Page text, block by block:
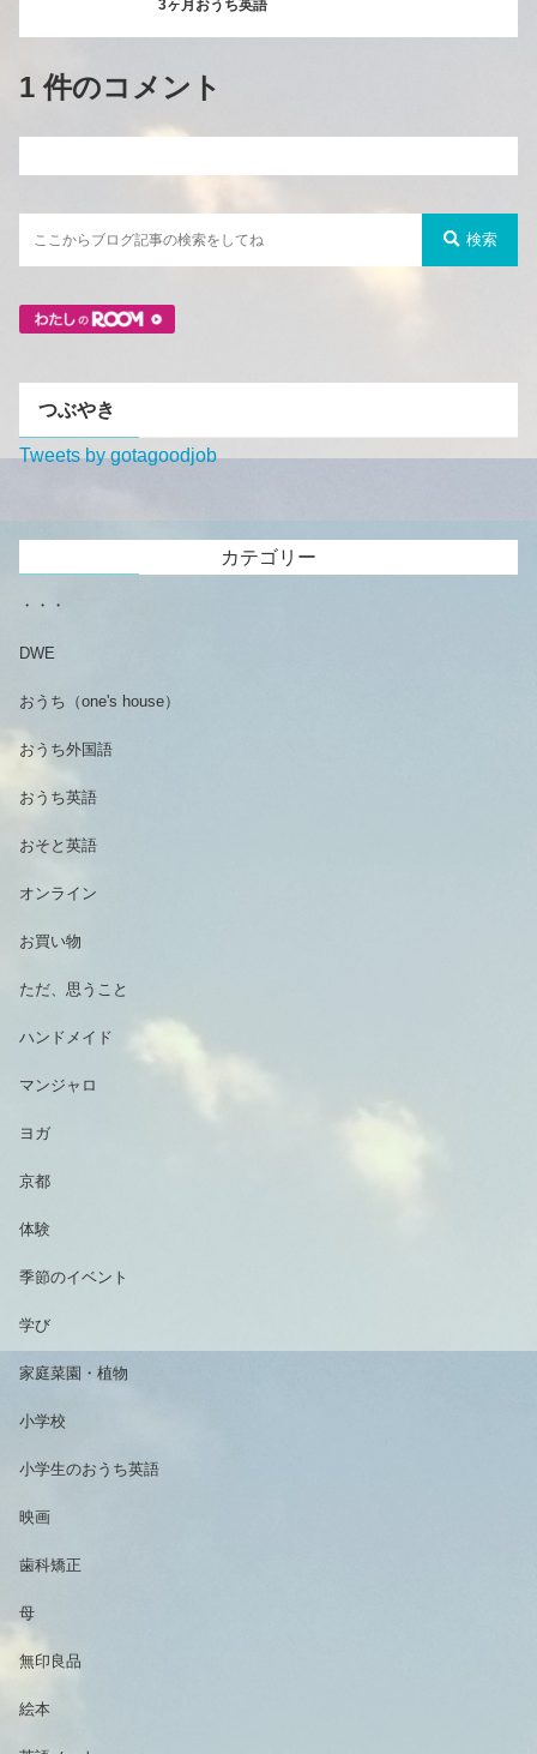
3ヶ月おうち英語
1 件のコメント
検索
つぶやき
Tweets by gotagoodjob
カテゴリー
・・・
DWE
おうち（one's house）
おうち外国語
おうち英語
おそと英語
オンライン
お買い物
ただ、思うこと
ハンドメイド
マンジャロ
ヨガ
京都
体験
季節のイベント
学び
家庭菜園・植物
小学校
小学生のおうち英語
映画
歯科矯正
母
無印良品
絵本